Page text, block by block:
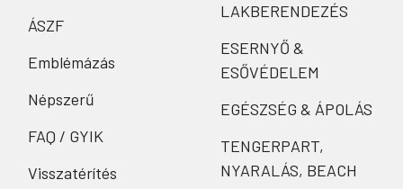
ÁSZF
Emblémázás
Népszerű
FAQ / GYIK
Visszatérítés
LAKBERENDEZÉS
ESERNYŐ &
ESŐVÉDELEM
EGÉSZSÉG & ÁPOLÁS
TENGERPART,
NYARALÁS, BEACH